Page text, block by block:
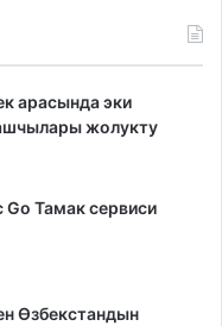
арасында эки
жолукту
Тамак сервиси
Өзбекстандын